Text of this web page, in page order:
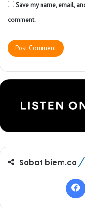
Save my name, email,
comment.
Sobat biem.co
F